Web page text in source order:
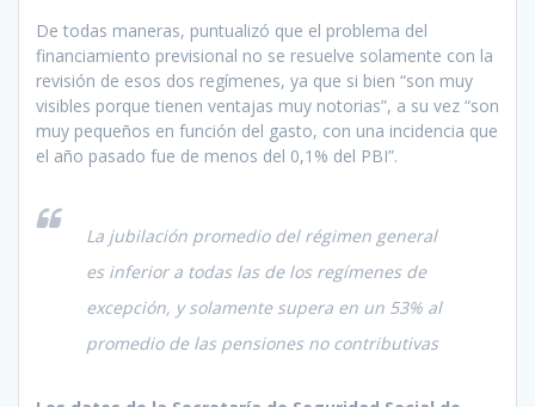
De todas maneras, puntualizó que el problema del
financiamiento previsional no se resuelve solamente con la
revisión de esos dos regímenes, ya que si bien “son muy
visibles porque tienen ventajas muy notorias”, a su vez “son
muy pequeños en función del gasto, con una incidencia que
el año pasado fue de menos del 0,1% del PBI”.
La jubilación promedio del régimen general
es inferior a todas las de los regímenes de
excepción, y solamente supera en un 53% al
promedio de las pensiones no contributivas